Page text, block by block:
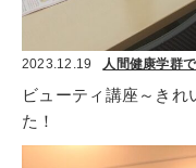
2023.12.19 人間健康学群
ビューティ講座～きれ
た！